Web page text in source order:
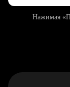
Нажимая